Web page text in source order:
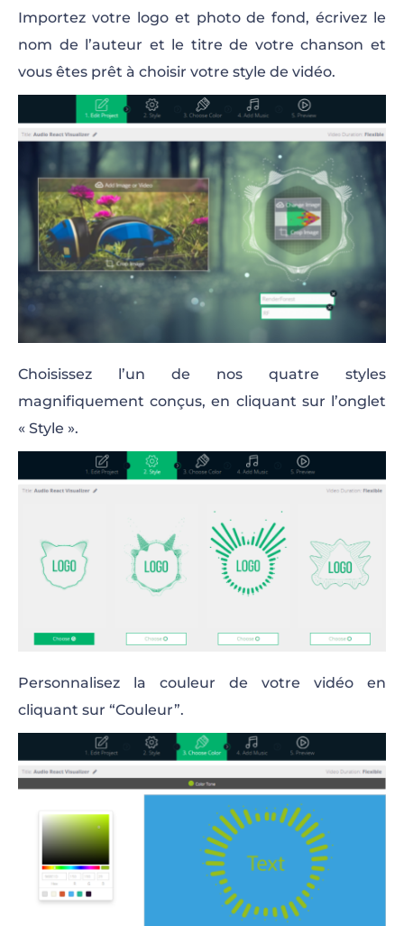
Importez votre logo et photo de fond, écrivez le
nom de l’auteur et le titre de votre chanson et
vous êtes prêt à choisir votre style de vidéo.
Choisissez l’un de nos quatre styles
magnifiquement conçus, en cliquant sur l’onglet
« Style ».
Personnalisez la couleur de votre vidéo en
cliquant sur “Couleur”.